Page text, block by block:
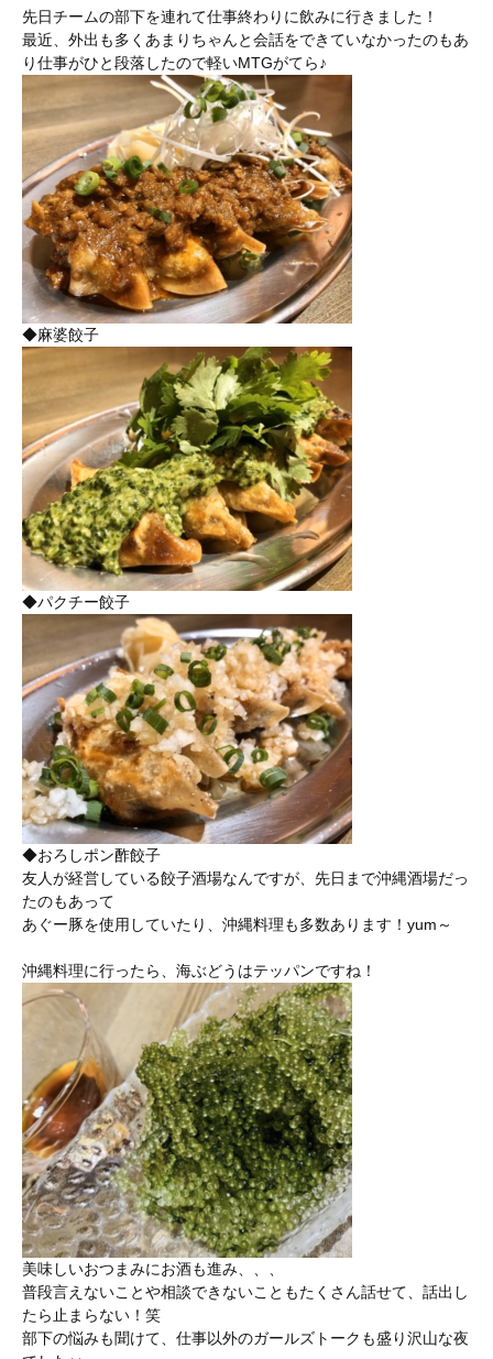
先日チームの部下を連れて仕事終わりに飲みに行きました！
最近、外出も多くあまりちゃんと会話をできていなかったのもあ
り仕事がひと段落したので軽いMTGがてら♪
◆麻婆餃子
◆パクチー餃子
◆おろしポン酢餃子
友人が経営している餃子酒場なんですが、先日まで沖縄酒場だっ
たのもあって
あぐー豚を使用していたり、沖縄料理も多数あります！yum～
沖縄料理に行ったら、海ぶどうはテッパンですね！
美味しいおつまみにお酒も進み、、、
普段言えないことや相談できないこともたくさん話せて、話出し
たら止まらない！笑
部下の悩みも聞けて、仕事以外のガールズトークも盛り沢山な夜